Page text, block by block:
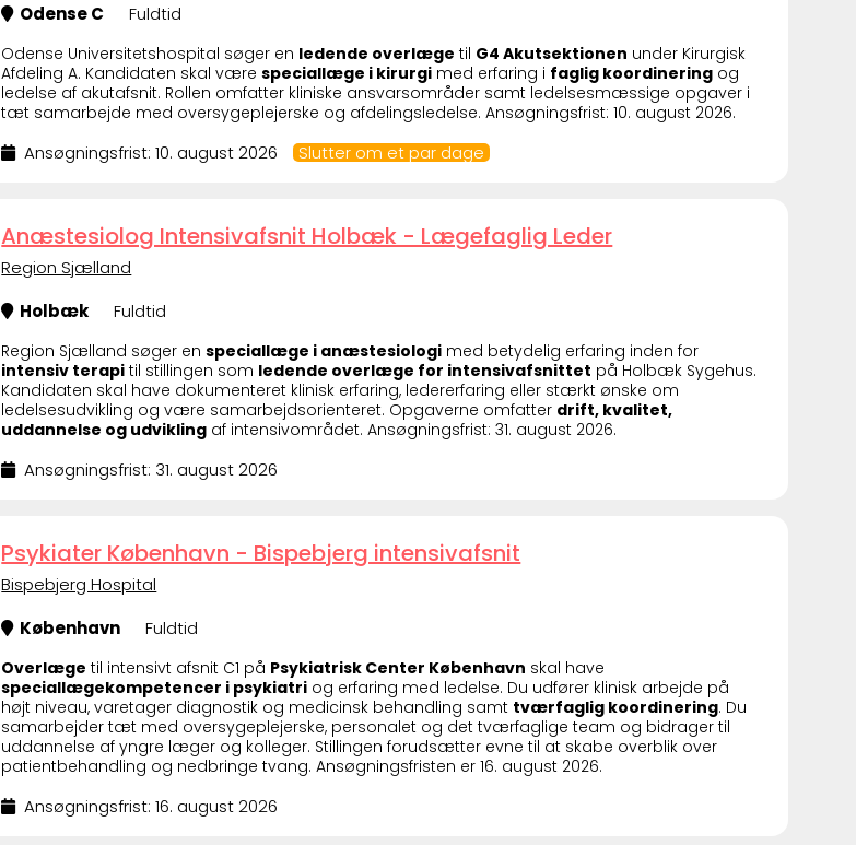
Odense C
Fuldtid
Odense Universitetshospital søger en ledende overlæge til G4 Akutsektionen under Kirurgisk
Afdeling A. Kandidaten skal værespeciallæge i kirurgi med erfaring i faglig koordinering og
ledelse af akutafsnit. Rollen omfatter kliniske ansvarsområder samt ledelsesmæssige opgaver i
tæt samarbejde med oversygeplejerske og afdelingsledelse. Ansøgningsfrist: 10. august 2026.
Ansøgningsfrist: 10. august 2026 Slutter om et par dage
Anæstesiolog Intensivafsnit Holbæk - Lægefaglig Leder
Region Sjælland
Holbæk
Fuldtid
Region Sjælland søger enspeciallæge i anæstesiologi med betydelig erfaring inden for
intensiv terapi til stillingen som ledende overlæge for intensivafsnittet på Holbæk Sygehus.
Kandidaten skal have dokumenteret klinisk erfaring, ledererfaring eller stærkt ønske om
ledelsesudvikling og være samarbejdsorienteret. Opgaverne omfatter drift, kvalitet,
uddannelse og udvikling af intensivområdet. Ansøgningsfrist: 31. august 2026.
Ansøgningsfrist: 31. august 2026
Psykiater København - Bispebjerg intensivafsnit
Bispebjerg Hospital
København
Fuldtid
Overlæge til intensivt afsnit C1 på Psykiatrisk Center København skal have
speciallægekompetencer i psykiatri og erfaring med ledelse. Du udfører klinisk arbejde på
højt niveau, varetager diagnostik og medicinsk behandling samt tværfaglig koordinering. Du
samarbejder tæt med oversygeplejerske, personalet og det tværfaglige team og bidrager til
uddannelse af yngre læger og kolleger. Stillingen forudsætter evne til at skabe overblik over
patientbehandling og nedbringe tvang. Ansøgningsfristen er 16. august 2026.
Ansøgningsfrist: 16. august 2026